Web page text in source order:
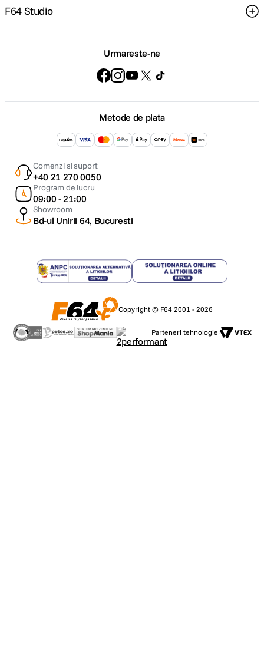
F64 Studio
Urmareste-ne
Metode de plata
Comenzi si suport
+40 21 270 0050
Program de lucru
09:00 - 21:00
Showroom
Bd-ul Unirii 64, Bucuresti
Copyright © F64 2001 - 2026
Parteneri tehnologie: